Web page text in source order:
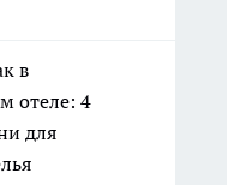
в
отеле: 4
для